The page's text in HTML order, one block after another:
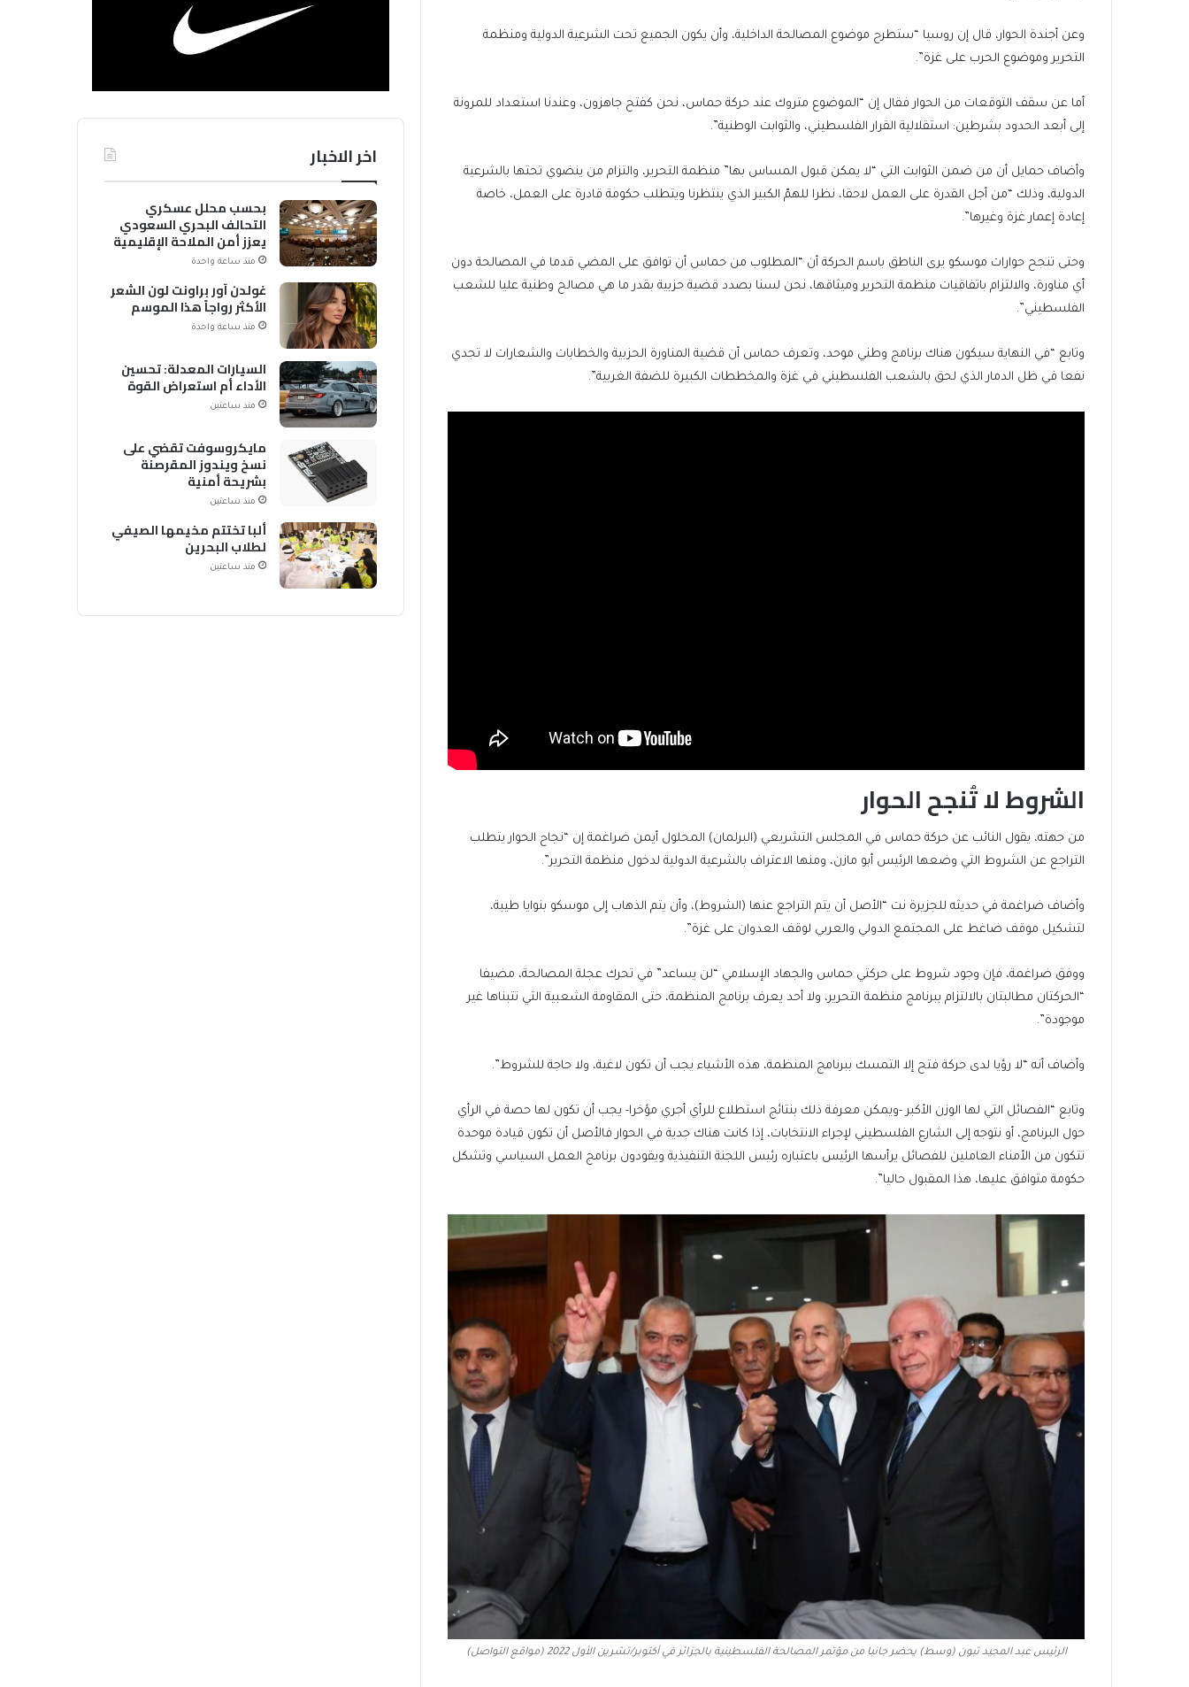
وعن أجندة الحوار، قال إن روسيا “ستطرح موضوع المصالحة الداخلية، وأن يكون الجميع تحت الشرعية الدولية ومنظمة
التحرير وموضوع الحرب على غزة”.
أما عن سقف التوقعات من الحوار فقال إن “الموضوع متروك عند حركة حماس، نحن كفتح جاهزون، وعندنا استعداد للمرونة
إلى أبعد الحدود بشرطين: استقلالية القرار الفلسطيني، والثوابت الوطنية”.
وأضاف حمايل أن من ضمن الثوابت التي “لا يمكن قبول المساس بها” منظمة التحرير، والتزام من ينضوي تحتها بالشرعية
الدولية، وذلك “من أجل القدرة على العمل لاحقا، نظرا للهمّ الكبير الذي ينتظرنا ويتطلب حكومة قادرة على العمل، خاصة
إعادة إعمار غزة وغيرها”.
وحتى تنجح حوارات موسكو يرى الناطق باسم الحركة أن “المطلوب من حماس أن توافق على المضي قدما في المصالحة دون
أي مناورة، والالتزام باتفاقيات منظمة التحرير وميثاقها، نحن لسنا بصدد قضية حزبية بقدر ما هي مصالح وطنية عليا للشعب
الفلسطيني”.
وتابع “في النهاية سيكون هناك برنامج وطني موحد، وتعرف حماس أن قضية المناورة الحزبية والخطابات والشعارات لا تجدي
نفعا في ظل الدمار الذي لحق بالشعب الفلسطيني في غزة والمخططات الكبيرة للضفة الغربية”.
الشروط لا تُنجح الحوار
من جهته، يقول النائب عن حركة حماس في المجلس التشريعي (البرلمان) المحلول أيمن ضراغمة إن “نجاح الحوار يتطلب
التراجع عن الشروط التي وضعها الرئيس أبو مازن، ومنها الاعتراف بالشرعية الدولية لدخول منظمة التحرير”.
وأضاف ضراغمة في حديثه للجزيرة نت “الأصل أن يتم التراجع عنها (الشروط)، وأن يتم الذهاب إلى موسكو بنوايا طيبة،
لتشكيل موقف ضاغط على المجتمع الدولي والعربي لوقف العدوان على غزة”.
ووفق ضراغمة، فإن وجود شروط على حركتي حماس والجهاد الإسلامي “لن يساعد” في تحرك عجلة المصالحة، مضيفا
“الحركتان مطالبتان بالالتزام ببرنامج منظمة التحرير، ولا أحد يعرف برنامج المنظمة، حتى المقاومة الشعبية التي تتبناها غير
موجودة”.
وأضاف أنه “لا رؤيا لدى حركة فتح إلا التمسك ببرنامج المنظمة، هذه الأشياء يجب أن تكون لاغية، ولا حاجة للشروط”.
وتابع “الفصائل التي لها الوزن الأكبر -ويمكن معرفة ذلك بنتائج استطلاع للرأي أجري مؤخرا- يجب أن تكون لها حصة في الرأي
حول البرنامج، أو نتوجه إلى الشارع الفلسطيني لإجراء الانتخابات، إذا كانت هناك جدية في الحوار فالأصل أن تكون قيادة موحدة
تتكون من الأمناء العاملين للفصائل يرأسها الرئيس باعتباره رئيس اللجنة التنفيذية ويقودون برنامج العمل السياسي وتشكل
حكومة متوافق عليها، هذا المقبول حاليا”.
الرئيس عبد المجيد تبون (وسط) يحضر جانبا من مؤتمر المصالحة الفلسطينية بالجزائر في أكتوبر/تشرين الأول 2022 (مواقع التواصل)
اخر الاخبار
بحسب محلل عسكري
التحالف البحري السعودي
يعزز أمن الملاحة الإقليمية
والدولية
منذ ساعة واحدة
غولدن آور براونت لون الشعر
الأكثر رواجاً هذا الموسم
منذ ساعة واحدة
السيارات المعدلة: تحسين
الأداء أم استعراض القوة
منذ ساعتين
مايكروسوفت تقضي على
نسخ ويندوز المقرصنة
بشريحة أمنية
منذ ساعتين
ألبا تختتم مخيمها الصيفي
لطلاب البحرين
منذ ساعتين